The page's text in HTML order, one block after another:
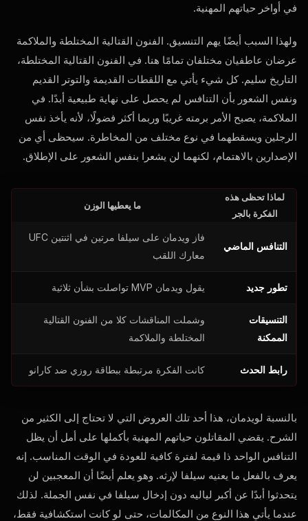
في أواخر حياتهم المهنية.
ولهذا السبب أيضًا يهم التنسيق. الفنون القتالية المختلطة والملاكمة
عرضان عاطفيان مختلفان تمامًا هنا. في الفنون القتالية المختلطة،
التاريخ سليم. كل شيء يأتي مع اللقطات القديمة والتوتر القديم
ونفس الشعور بأن التنافس لم يحصل على نهاية طبيعية أبدًا. في
الملاكمة، يصبح الأمر برمته غريبًا وربما أكثر فضولًا، لأنه يأخذ نفس
الرجلين ويسقطهما في نوع مختلف من المخاطرة. سيحظى أي من
الإصدارين بالاهتمام، لكنهما لن يشعرا بنفس الشعور على الإطلاق.
لماذا تحظى هذه
الفكرة بالجر
ما يعطيها الوزن
التنافس الماضي
فاز ويدمان على سيلفا مرتين في اثنتين UFC
معارك اللقب
تطور جديد يقول ويدمان MVP تواصلت بشأن ثلاثية
التنسيقات
الممكنة
وشملت المناقشات كلا من الفنون القتالية
المختلطة والملاكمة
رابط الحدث كانت الفكرة مرتبطة ببطاقة روزي ضد كارانو
بالنسبة لويدمان، هذا أحد تلك العروض التي لا تحتاج إلى الكثير من
الشرح. يقضي المقاتلون حياتهم المهنية بأكملها على أمل أن يظل
التنافس الواحد ذا قيمة لفترة كافية للعودة في الوقت المناسب. إنه
يعرف بالفعل ما يعنيه سيلفا لإرثه. وهو يعلم أيضًا أن المعجبين لن
يتحدثوا أبدًا عن أكبر لياليه دون إدخال سيلفا في نفس الجملة. لذلك
عندما يأتي هذا النوع من المكالمات، حتى لو كانت استكشافية فقط،